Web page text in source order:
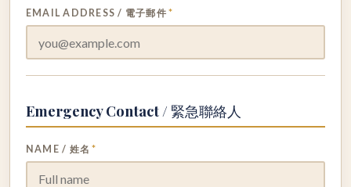
EMAIL ADDRESS / 電子郵件 *
Emergency Contact / 緊急聯絡人
NAME / 姓名 *